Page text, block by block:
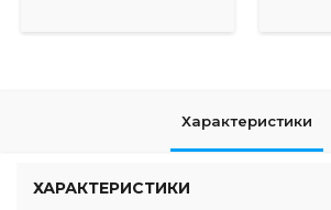
Характеристики
ХАРАКТЕРИСТИКИ